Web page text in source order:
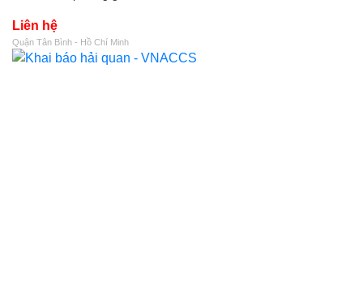
Liên hệ
Quận Tân Bình - Hồ Chí Minh